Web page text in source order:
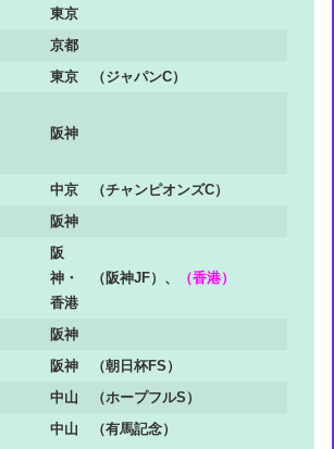
東京
京都
東京
（ジャパンC）
阪神
中京
（チャンピオンズC）
阪神
阪
神・
香港
（阪神JF）、 （香港）
阪神
阪神
（朝日杯FS）
中山
（ホープフルS）
中山 （有馬記念）